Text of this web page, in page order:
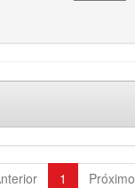
1 Próximo